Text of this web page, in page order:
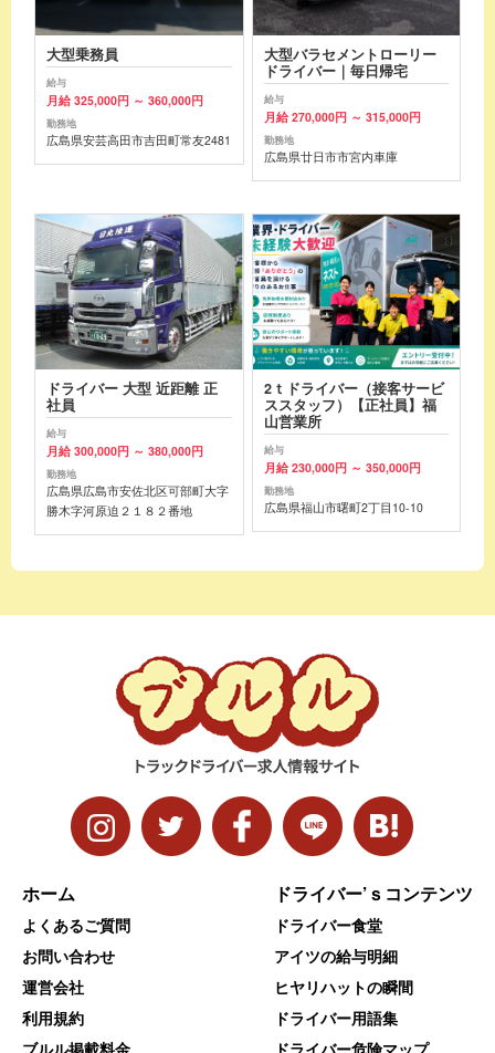
大型乗務員
給与
月給 325,000円 ～ 360,000円
勤務地
広島県安芸高田市吉田町常友2481
大型バラセメントローリー
ドライバー｜毎日帰宅
給与
月給 270,000円 ～ 315,000円
勤務地
広島県廿日市市宮内車庫
ドライバー 大型 近距離 正
社員
給与
月給 300,000円 ～ 380,000円
勤務地
広島県広島市安佐北区可部町大字
勝木字河原迫２１８２番地
2ｔドライバー（接客サービ
ススタッフ）【正社員】福
山営業所
給与
月給 230,000円 ～ 350,000円
勤務地
広島県福山市曙町2丁目10-10
ホーム
よくあるご質問
お問い合わせ
運営会社
利用規約
ブルル掲載料金
ドライバー’ｓコンテンツ
ドライバー食堂
アイツの給与明細
ヒヤリハットの瞬間
ドライバー用語集
ドライバー危険マップ